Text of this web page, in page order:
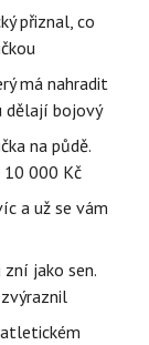
přiznal, co
má nahradit
dělají bojový
na půdě.
10 000 Kč
a už se vám
jako sen.